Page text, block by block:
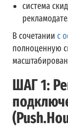
система
В сочетании с
полноценную
ШАГ 1: